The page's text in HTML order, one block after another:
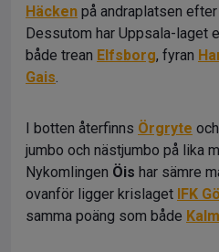
Häcken på andraplatsen
Dessutom har Uppsala-laget
både trean Elfsborg, fyran
Gais.
I botten återfinns Örgryte och
jumbo och nästjumbo på lika
Nykomlingen Öis har sämre
ovanför ligger krislaget IFK
samma poäng som både